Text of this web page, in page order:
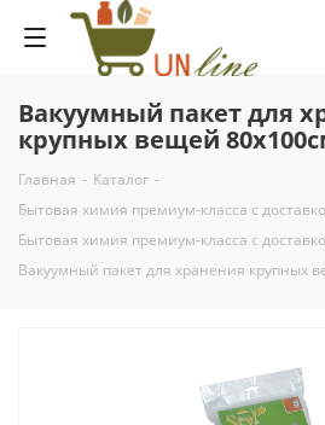
Вакуумный пакет для
крупных вещей
Главная - Каталог -
Бытовая химия премиум-класса с
Бытовая химия премиум-класса с
Вакуумный пакет для хранения крупных